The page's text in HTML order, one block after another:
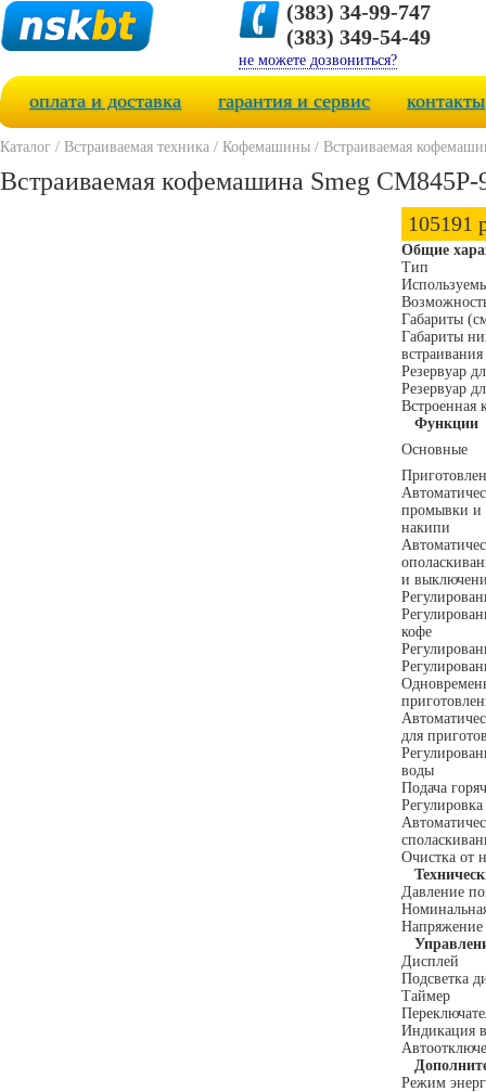
(383) 34-99-747
(383) 349-54-49
не можете дозвониться?
оплата и доставка гарантия и сервис контакты
Каталог / Встраиваемая техника / Кофемашины / Встраиваемая
Встраиваемая кофемашина Smeg CM845P-
105191
Общие
Тип
Габариты
Габариты
Резервуар
Резервуар
Встроенная
Функции
Основные
промывки и
накипи
и
кофе
для
воды
Подача
Очистка от
Давление
Напряжение
Дисплей
Подсветка
Таймер
Индикация
Режим